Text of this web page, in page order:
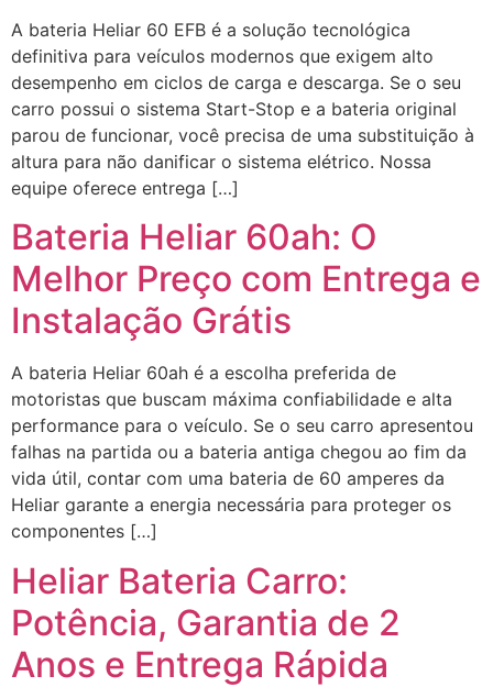
A bateria Heliar 60 EFB é a solução tecnológica
definitiva para veículos modernos que exigem alto
desempenho em ciclos de carga e descarga. Se o seu
carro possui o sistema Start-Stop e a bateria original
parou de funcionar, você precisa de uma substituição à
altura para não danificar o sistema elétrico. Nossa
equipe oferece entrega […]
Bateria Heliar 60ah: O
Melhor Preço com Entrega e
Instalação Grátis
A bateria Heliar 60ah é a escolha preferida de
motoristas que buscam máxima confiabilidade e alta
performance para o veículo. Se o seu carro apresentou
falhas na partida ou a bateria antiga chegou ao fim da
vida útil, contar com uma bateria de 60 amperes da
Heliar garante a energia necessária para proteger os
componentes […]
Heliar Bateria Carro:
Potência, Garantia de 2
Anos e Entrega Rápida